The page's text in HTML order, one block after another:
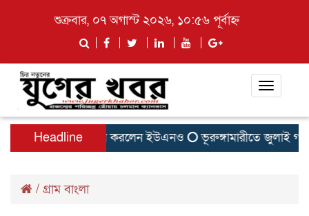
শুক্রবার, ০৭ অগাস্ট ২০২৬, ১০:৫৬ পূর্বাহ্ন
Toggle
Headline
বাসা উদ্বোধন করলেন ইউএনও ভূরুঙ্গামারীতে জুলাই
/ গ্রাম বাংলা